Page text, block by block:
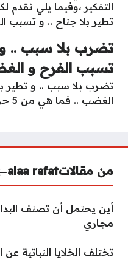
التفكير ،وفيما يلي
تطير بلا جناح .. و تسبب
تضرب بلا سبب .. و
تسبب الفرح و
تضرب بلا سبب .. و تطير
الغضب .. فما هي من 5 حروف .
من مقالاتalaa rafat
أين يحتمل أن تصنف
مجاري
تختلف الخلايا النباتية عن